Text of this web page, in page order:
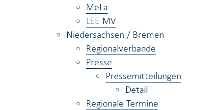
MeLa
LEE MV
Niedersachsen / Bremen
Regionalverbände
Presse
Pressemitteilungen
Detail
Regionale Termine